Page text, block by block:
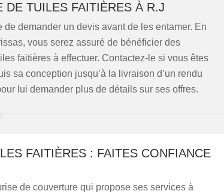
DE TUILES FAITIÈRES À R.J
demander un devis avant de les entamer. En
vous serez assuré de bénéficier des
faitières à effectuer. Contactez-le si vous êtes
sa conception jusqu’à la livraison d’un rendu
lui demander plus de détails sur ses offres.
FAITIÈRES : FAITES CONFIANCE
de couverture qui propose ses services à